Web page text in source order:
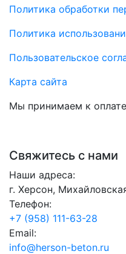
Политика обработки
Политика
Пользовательское
Карта сайта
Мы принимаем к оплате
Свяжитесь с нами
Наши адреса:
г. Херсон,
Телефон:
+7 (958) 111-63-28
Email:
info@herson-beton.ru